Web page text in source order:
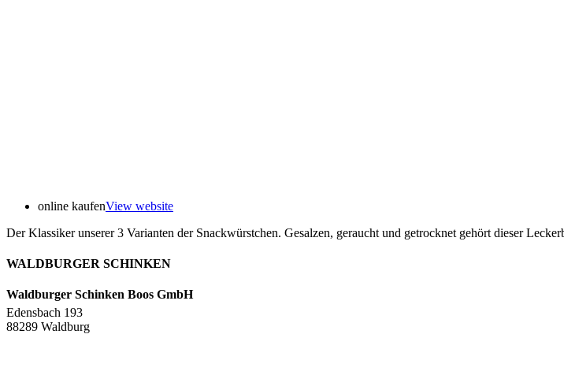
online kaufenView website
Der Klassiker unserer 3 Varianten der Snackwürstchen. Gesalzen, geraucht und getrocknet gehört dieser
WALDBURGER SCHINKEN
Waldburger Schinken Boos GmbH
Edensbach 193
88289 Waldburg